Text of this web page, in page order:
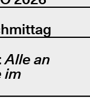
Alle an
im